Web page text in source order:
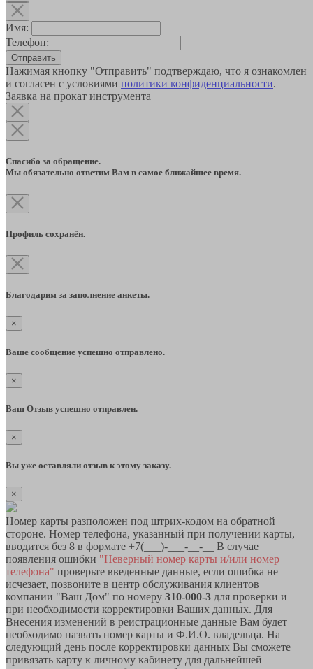
Имя:
Телефон:
Отправить
Нажимая кнопку "Отправить" подтверждаю, что я ознакомлен
и согласен с условиями политики конфиденциальности.
Заявка на прокат инструмента
Спасибо за обращение.
Мы обязательно ответим Вам в самое ближайшее время.
Профиль сохранён.
Благодарим за заполнение анкеты.
×
Ваше сообщение успешно отправлено.
×
Ваш Отзыв успешно отправлен.
×
Вы уже оставляли отзыв к этому заказу.
×
Номер карты разположен под штрих-кодом на обратной
стороне. Номер телефона, указанный при получении карты,
вводится без 8 в формате +7(___)-___-__-__ В случае
появления ошибки "Неверный номер карты и/или номер
телефона" проверьте введенные данные, если ошибка не
исчезает, позвоните в центр обслуживания клиентов
компании "Ваш Дом" по номеру 310-000-3 для проверки и
при необходимости корректировки Ваших данных. Для
Внесения изменений в реистрационные данные Вам будет
необходимо назвать номер карты и Ф.И.О. владельца. На
следующий день после корректировки данных Вы сможете
привязать карту к личному кабинету для дальнейшей